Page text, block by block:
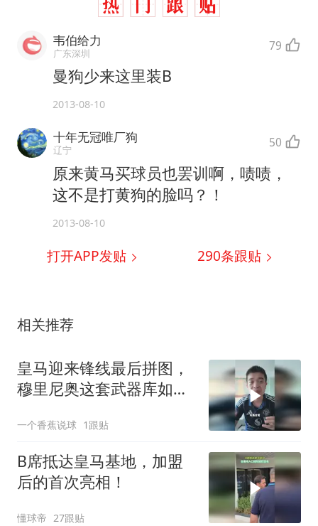
韦伯给力
广东深圳 79
曼狗少来这里装B
2013-08-10
十年无冠唯厂狗
辽宁 50
原来黄马买球员也罢训啊，啧啧，
这不是打黄狗的脸吗？！
2013-08-10
打开APP发贴 290条跟贴
相关推荐
皇马迎来锋线最后拼图，
穆里尼奥这套武器库如何
一个香蕉说球 1跟贴
B席抵达皇马基地，加盟
后的首次亮相！
懂球帝 27跟贴